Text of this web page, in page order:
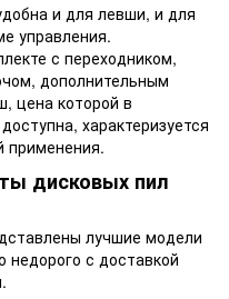
и для левши, и для
управления.
с переходником,
дополнительным
цена которой в
характеризуется
применения.
дисковых пил
лучшие модели
недорого с доставкой